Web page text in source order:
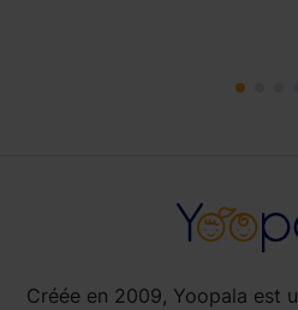
Créée en 2009, Yoopala est